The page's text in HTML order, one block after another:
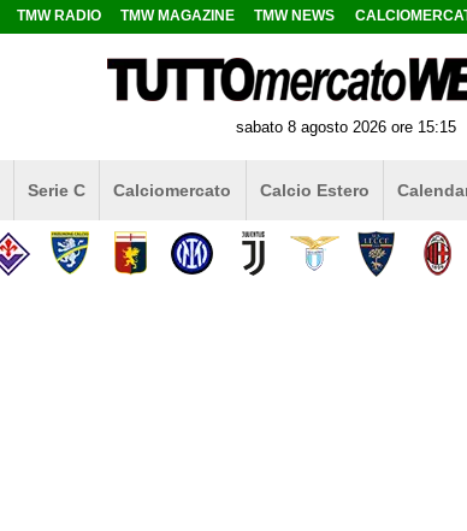
TMW RADIO TMW MAGAZINE TMW NEWS
sabato 8 agosto 2026 ore 15:15
Serie C Calciomercato Calcio Estero